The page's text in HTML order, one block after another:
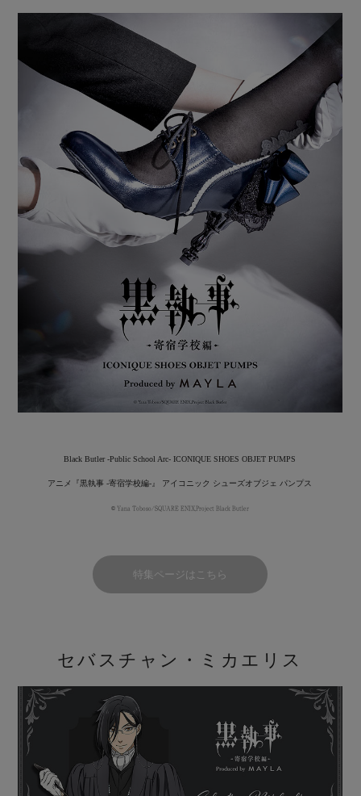
Black Butler -Public School Arc- ICONIQUE SHOES OBJET PUMPS
アニメ『黒執事 -寄宿学校編-』 アイコニック シューズオブジェ パンプス
© Yana Toboso/SQUARE ENIX,Project Black Butler
特集ページはこちら
セバスチャン・ミカエリス